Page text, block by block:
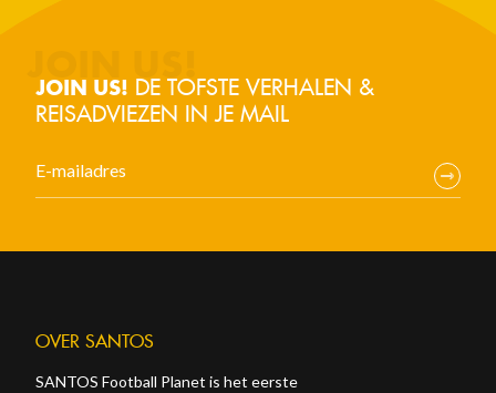
JOIN US! DE TOFSTE VERHALEN &
REISADVIEZEN IN JE MAIL
OVER SANTOS
SANTOS Football Planet is het eerste